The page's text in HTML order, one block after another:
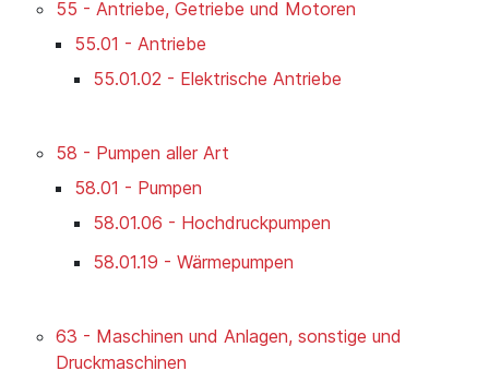
55 - Antriebe, Getriebe und Motoren
55.01 - Antriebe
55.01.02 - Elektrische Antriebe
58 - Pumpen aller Art
58.01 - Pumpen
58.01.06 - Hochdruckpumpen
58.01.19 - Wärmepumpen
63 - Maschinen und Anlagen, sonstige und
Druckmaschinen